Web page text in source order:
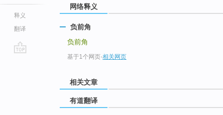
释义
翻译
网络释义
负前角
负前角
基于1个网页-相关网页
相关文章
有道翻译